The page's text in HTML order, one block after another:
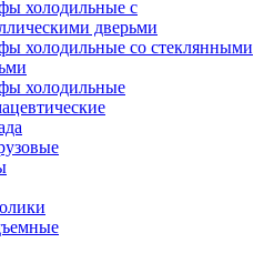
холодильные с
дверьми
холодильные со стеклянными
холодильные